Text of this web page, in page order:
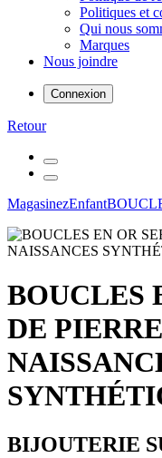
Politiques et
Qui nous
Marques
Nous joindre
Connexion
Retour
MagasinezEnfant
BOUCLES
DE
BIJOUTERIE